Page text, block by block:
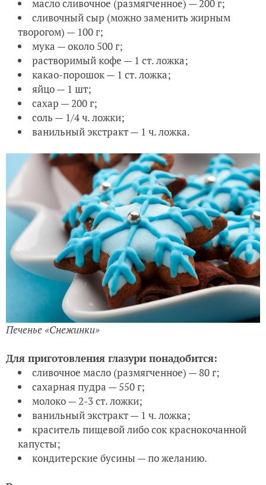
масло сливочное (размягченное) — 200 г;
сливочный сыр (можно заменить жирным
творогом) — 100 г;
мука — около 500 г;
растворимый кофе — 1 ст. ложка;
какао-порошок — 1 ст. ложка;
яйцо — 1 шт;
сахар — 200 г;
соль — 1/4 ч. ложки;
ванильный экстракт — 1 ч. ложка.
Печенье «Снежинки»
Для приготовления глазури понадобится:
сливочное масло (размягченное) — 80 г;
сахарная пудра — 550 г;
молоко — 2-3 ст. ложки;
ванильный экстракт — 1 ч. ложка;
краситель пищевой либо сок краснокочанной
капусты;
кондитерские бусины — по желанию.